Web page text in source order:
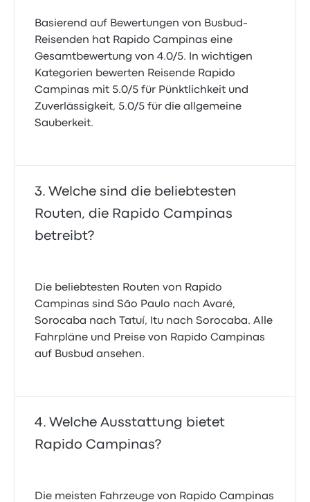
Basierend auf Bewertungen von Busbud-
Reisenden hat Rapido Campinas eine
Gesamtbewertung von 4.0/5. In wichtigen
Kategorien bewerten Reisende Rapido
Campinas mit 5.0/5 für Pünktlichkeit und
Zuverlässigkeit, 5.0/5 für die allgemeine
Sauberkeit.
Welche sind die beliebtesten
Routen, die Rapido Campinas
betreibt?
Die beliebtesten Routen von Rapido
Campinas sind São Paulo nach Avaré,
Sorocaba nach Tatuí, Itu nach Sorocaba. Alle
Fahrpläne und Preise von Rapido Campinas
auf Busbud ansehen.
Welche Ausstattung bietet
Rapido Campinas?
Die meisten Fahrzeuge von Rapido Campinas